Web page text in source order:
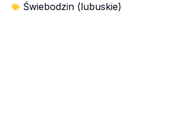
Świebodzin (lubuskie)